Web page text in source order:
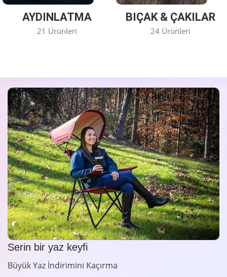
AYDINLATMA
21 Ürünleri
BIÇAK & ÇAKILAR
24 Ürünleri
Serin bir yaz keyfi
Büyük Yaz İndirimini Kaçırma